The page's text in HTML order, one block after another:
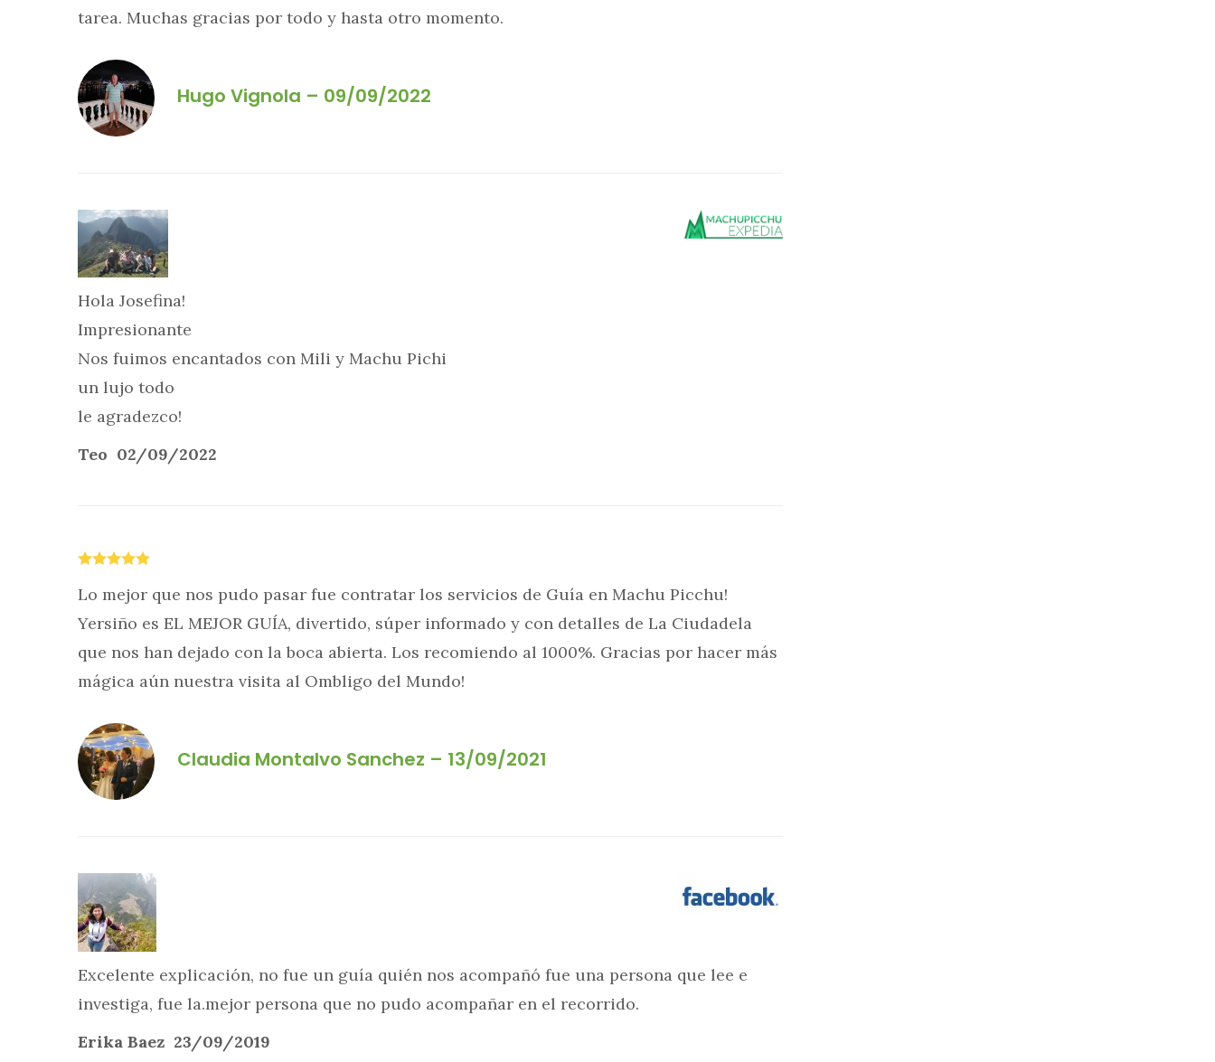
tarea. Muchas gracias por todo y hasta otro momento.
Hugo Vignola – 09/09/2022
Hola Josefina!
Impresionante
Nos fuimos encantados con Mili y Machu Pichi
un lujo todo
le agradezco!
Teo 02/09/2022
Lo mejor que nos pudo pasar fue contratar los servicios de Guía en Machu Picchu!
Yersiño es EL MEJOR GUÍA, divertido, súper informado y con detalles de La Ciudadela
que nos han dejado con la boca abierta. Los recomiendo al 1000%. Gracias por hacer más
mágica aún nuestra visita al Ombligo del Mundo!
Claudia Montalvo Sanchez – 13/09/2021
Excelente explicación, no fue un guía quién nos acompañó fue una persona que lee e
investiga, fue la.mejor persona que no pudo acompañar en el recorrido.
Erika Baez 23/09/2019